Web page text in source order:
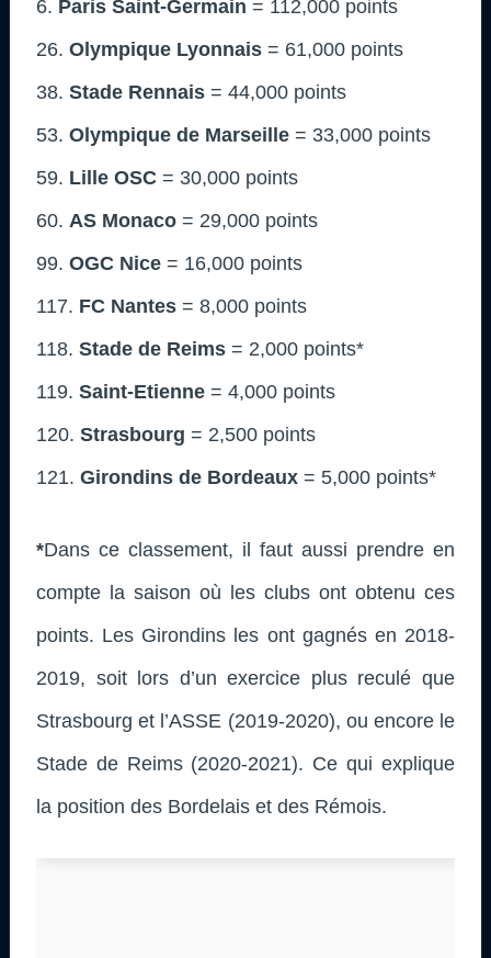
6. Paris Saint-Germain = 112,000 points
26. Olympique Lyonnais = 61,000 points
38. Stade Rennais = 44,000 points
53. Olympique de Marseille = 33,000 points
59. Lille OSC = 30,000 points
60. AS Monaco = 29,000 points
99. OGC Nice = 16,000 points
117. FC Nantes = 8,000 points
118. Stade de Reims = 2,000 points*
119. Saint-Etienne = 4,000 points
120. Strasbourg = 2,500 points
121. Girondins de Bordeaux = 5,000 points*
*Dans ce classement, il faut aussi prendre en
compte la saison où les clubs ont obtenu ces
points. Les Girondins les ont gagnés en 2018-
2019, soit lors d’un exercice plus reculé que
Strasbourg et l’ASSE (2019-2020), ou encore le
Stade de Reims (2020-2021). Ce qui explique
la position des Bordelais et des Rémois.